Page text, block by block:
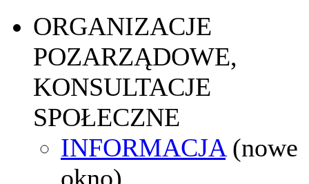
ORGANIZACJE
POZARZĄDOWE,
KONSULTACJE
SPOŁECZNE
INFORMACJA (nowe
okno)